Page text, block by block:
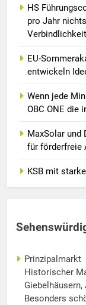
HS
pro Jahr
EU-
entwickeln
Wenn jede
OBC ONE die
MaxSolar und
für förderfreie
KSB mit
Prinzipalmarkt
Historischer
Besonders